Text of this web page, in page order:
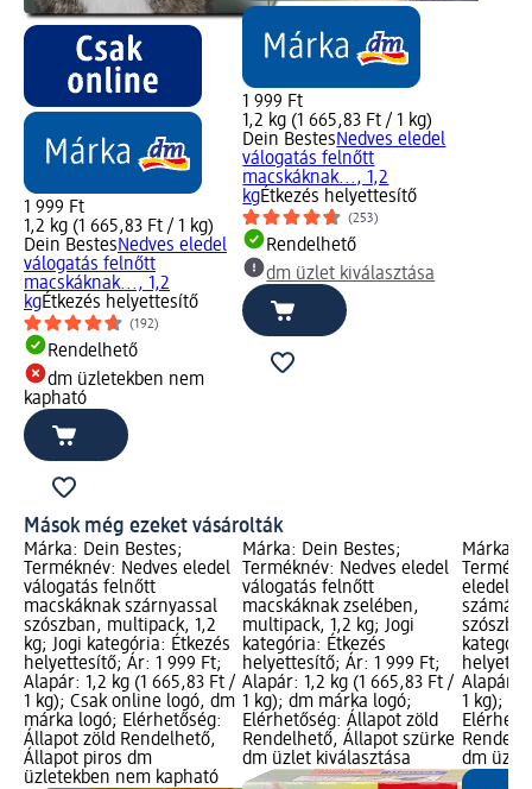
1 999 Ft
1,2 kg (1 665,83 Ft / 1 kg)
Dein BestesNedves eledel
válogatás felnőtt
macskáknak..., 1,2
kgÉtkezés helyettesítő
(192)
Rendelhető
dm üzletekben nem
kapható
1 999 Ft
1,2 kg (1 665,83 Ft / 1 kg)
Dein BestesNedves eledel
válogatás felnőtt
macskáknak..., 1,2
kgÉtkezés helyettesítő
(253)
Rendelhető
dm üzlet kiválasztása
Mások még ezeket vásárolták
Márka: Dein Bestes;
Terméknév: Nedves eledel
válogatás felnőtt
macskáknak szárnyassal
szószban, multipack, 1,2
kg; Jogi kategória: Étkezés
helyettesítő; Ár: 1 999 Ft;
Alapár: 1,2 kg (1 665,83 Ft /
1 kg); Csak online logó, dm
márka logó; Elérhetőség:
Állapot zöld Rendelhető,
Állapot piros dm
üzletekben nem kapható
Márka: Dein Bestes;
Terméknév: Nedves eledel
válogatás felnőtt
macskáknak zselében,
multipack, 1,2 kg; Jogi
kategória: Étkezés
helyettesítő; Ár: 1 999 Ft;
Alapár: 1,2 kg (1 665,83 Ft /
1 kg); dm márka logó;
Elérhetőség: Állapot zöld
Rendelhető, Állapot szürke
dm üzlet kiválasztása
Márka:
eledel
Alapár:
1 kg);
dm